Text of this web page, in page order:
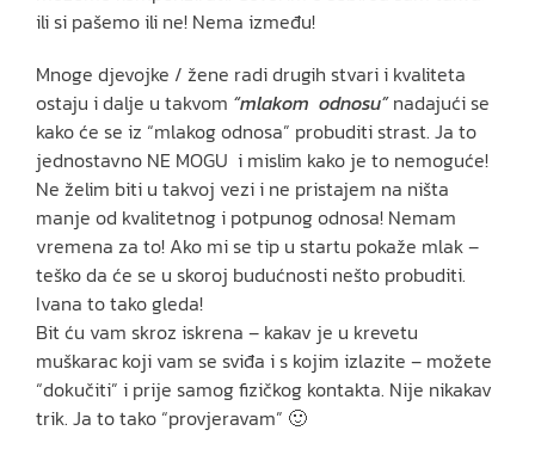
ili si pašemo ili ne! Nema između!
Mnoge djevojke / žene radi drugih stvari i kvaliteta
ostaju i dalje u takvom “mlakom odnosu”nadajući se
kako će se iz “mlakog odnosa” probuditi strast. Ja to
jednostavno NE MOGU i mislim kako je to nemoguće!
Ne želim biti u takvoj vezi i ne pristajem na ništa
manje od kvalitetnog i potpunog odnosa! Nemam
vremena za to! Ako mi se tip u startu pokaže mlak –
teško da će se u skoroj budućnosti nešto probuditi.
Ivana to tako gleda!
Bit ću vam skroz iskrena – kakav je u krevetu
muškarac koji vam se sviđa i s kojim izlazite – možete
“dokučiti” i prije samog fizičkog kontakta. Nije nikakav
trik. Ja to tako “provjeravam” 🙂